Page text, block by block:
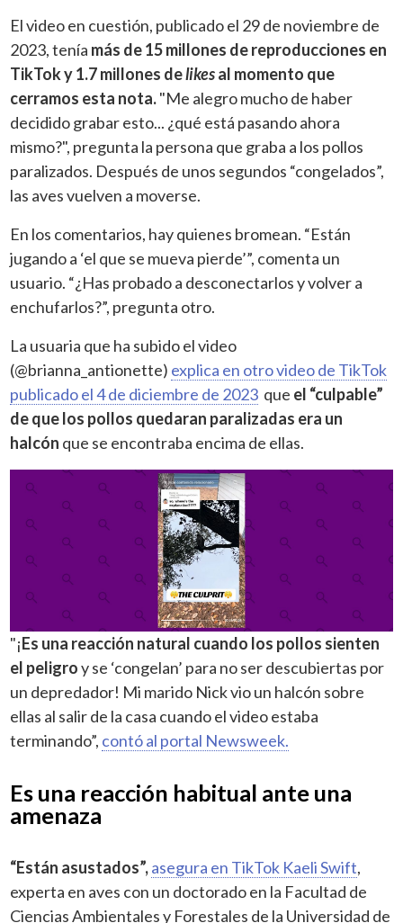
El video en cuestión, publicado el 29 de noviembre de
2023, tenía más de 15 millones de reproducciones en
TikTok y 1.7 millones delikesal momento que
cerramos esta nota."Me alegro mucho de haber
decidido grabar esto... ¿qué está pasando ahora
mismo?", pregunta la persona que graba a los pollos
paralizados. Después de unos segundos “congelados”,
las aves vuelven a moverse.
En los comentarios, hay quienes bromean. “Están
jugando a ‘el que se mueva pierde’”, comenta un
usuario. “¿Has probado a desconectarlos y volver a
enchufarlos?”, pregunta otro.
La usuaria que ha subido el video
(@brianna_antionette) explica en otro video de TikTok
publicado el 4 de diciembre de 2023 que el “culpable”
de que los pollos quedaran paralizadas era un
halcón que se encontraba encima de ellas.
"¡Es una reacción natural cuando los pollos sienten
el peligroy se ‘congelan’ para no ser descubiertas por
un depredador! Mi marido Nick vio un halcón sobre
ellas al salir de la casa cuando el video estaba
terminando”, contó al portal Newsweek.
Es una reacción habitual ante una
amenaza
“Están asustados”,asegura en TikTok Kaeli Swift,
experta en aves con un doctorado en la Facultad de
Ciencias Ambientales y Forestales de la Universidad de